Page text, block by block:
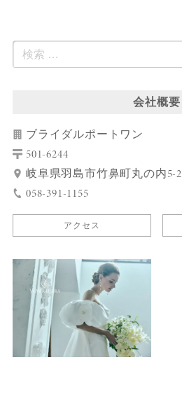
会社概要
ブライダルポートワン
501-6244
岐阜県羽島市竹鼻町丸の内5-2
058-391-1155
アクセス